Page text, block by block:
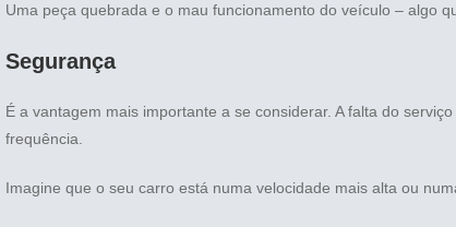
Uma peça quebrada e o mau funcionamento do veículo – algo
Segurança
É a vantagem mais importante a se considerar. A falta do
frequência.
Imagine que o seu carro está numa velocidade mais alta ou